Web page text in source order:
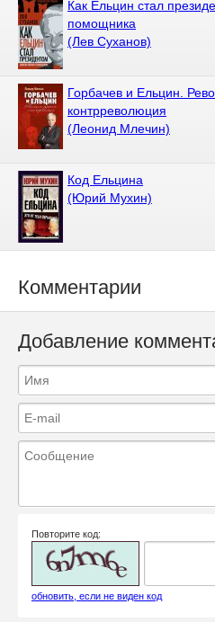
Как Ельцин стал
помощника
(Лев Суханов)
Горбачев и Ельцин.
контрреволюция
(Леонид Млечин)
Код Ельцина
(Юрий Мухин)
Комментарии
Добавление
Повторите код:
обновить, если не виден код